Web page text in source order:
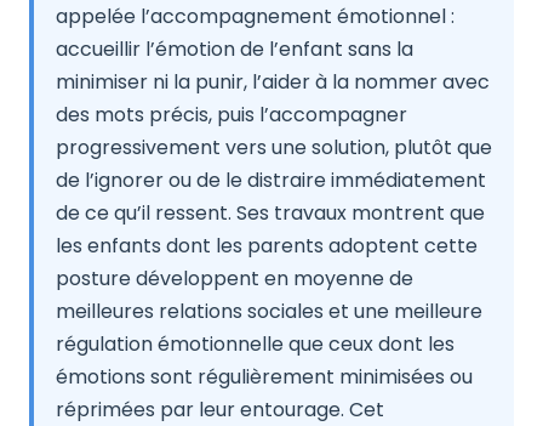
appelée l’accompagnement émotionnel :
accueillir l’émotion de l’enfant sans la
minimiser ni la punir, l’aider à la nommer avec
des mots précis, puis l’accompagner
progressivement vers une solution, plutôt que
de l’ignorer ou de le distraire immédiatement
de ce qu’il ressent. Ses travaux montrent que
les enfants dont les parents adoptent cette
posture développent en moyenne de
meilleures relations sociales et une meilleure
régulation émotionnelle que ceux dont les
émotions sont régulièrement minimisées ou
réprimées par leur entourage. Cet